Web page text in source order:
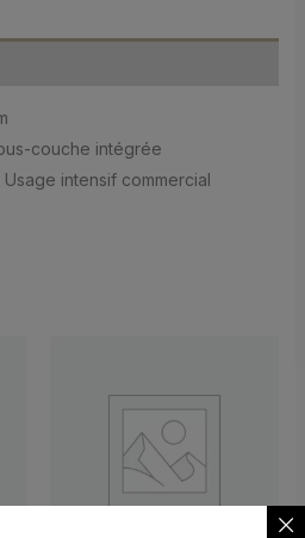
couche intégrée
intensif commercial